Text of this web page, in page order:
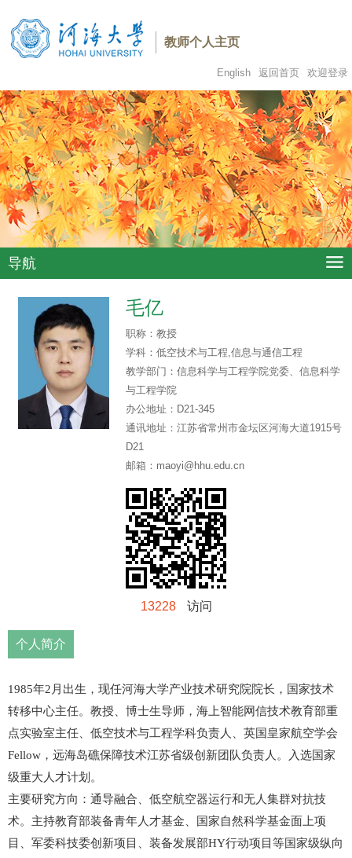
教师个人主页
English 返回首页 欢迎登录
导航
毛亿
职称： 教授
学科： 低空技术与工程,信息与通信工程
教学部门： 信息科学与工程学院党委、信息科学
与工程学院
办公地址： D21-345
通讯地址： 江苏省常州市金坛区河海大道1915号
D21
邮箱： maoyi@hhu.edu.cn
13228 访问
个人简介
1985年2月出生，现任河海大学产业技术研究院院长，国家技术
转移中心主任。教授、博士生导师， 海上智能网信技术教育部重
点实验室主任、低空技术与工程学科负责人、 英国皇家航空学会
Fellow，远海岛礁保障技术江苏省级创新团队负责人 。入选国家
级重大人才计划。
主要研究方向：通导融合、低空航空器运行和无人集群对抗技
术。主持教育部装备青年人才基金、国家自然科学基金面上项
目、军委科技委创新项目、装备发展部HY行动项目等国家级纵向